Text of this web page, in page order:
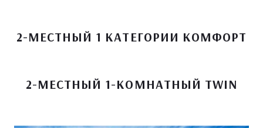
2-МЕСТНЫЙ 1 КАТЕГОРИИ КОМФОРТ
2-МЕСТНЫЙ 1-КОМНАТНЫЙ TWIN